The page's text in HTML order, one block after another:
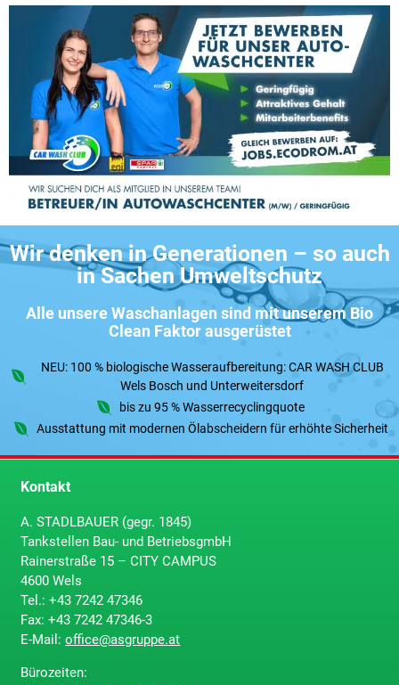
Wir denken in Generationen – so auch
in Sachen Umweltschutz
Alle unsere Waschanlagen sind mit unserem Bio
Clean Faktor ausgerüstet
NEU: 100 % biologische Wasseraufbereitung: CAR WASH CLUB
Wels Bosch und Unterweitersdorf
bis zu 95 % Wasserrecyclingquote
Ausstattung mit modernen Ölabscheidern für erhöhte Sicherheit
Kontakt
A. STADLBAUER (gegr. 1845)
Tankstellen Bau- und BetriebsgmbH
Rainerstraße 15 – CITY CAMPUS
4600 Wels
Tel.:+43 7242 47346
Fax:+43 7242 47346-3
E-Mail:office@asgruppe.at
Bürozeiten: